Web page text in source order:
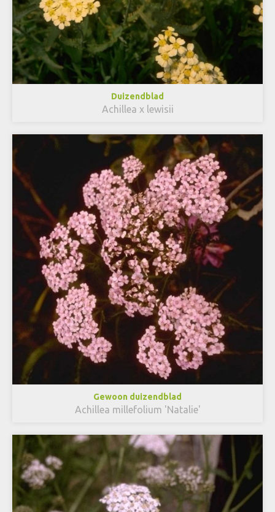
Duizendblad
Achillea x lewisii
Gewoon duizendblad
Achillea millefolium 'Natalie'